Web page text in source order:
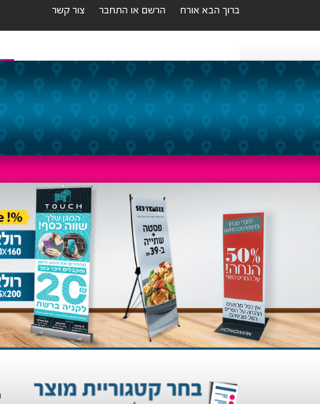
ברוך הבא אורח הרשם או התחבר צור קשר